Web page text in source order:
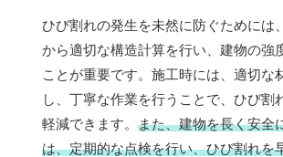
ひび割れの発生を未然に防ぐためには
から適切な構造計算を行い、建物の強
ことが重要です。施工時には、適切な
し、丁寧な作業を行うことで、ひび割
軽減できます。 また、建物を長く安全
は、定期的な点検を行い、ひび割れを